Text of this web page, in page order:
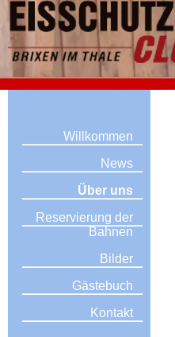
Willkommen
News
Über uns
Reservierung der
Bahnen
Bilder
Gästebuch
Kontakt